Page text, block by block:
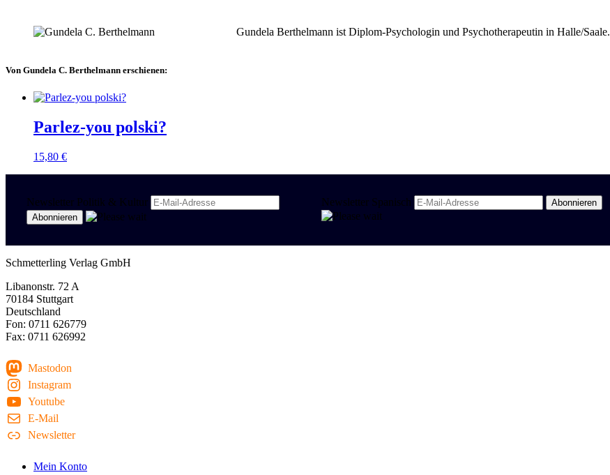
Gundela Berthelmann ist Diplom-Psychologin und Psychotherapeutin in Halle/Saale.
Von Gundela C. Berthelmann erschienen:
Parlez-you polski?
15,80 €
Newsletter Politik & Kultur Newsletter Spanisch
Schmetterling Verlag GmbH
Libanonstr. 72 A
70184 Stuttgart
Deutschland
Fon: 0711 626779
Fax: 0711 626992
Mastodon
Instagram
Youtube
E-Mail
Newsletter
Mein Konto